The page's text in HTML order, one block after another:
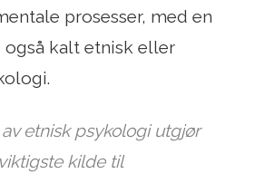
prosesser, med en
også kalt etnisk eller
etnisk psykologi utgjør
kilde til